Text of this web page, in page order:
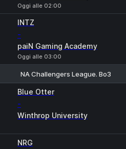
Oggi alle 02:00
INTZ
-
paiN Gaming Academy
Oggi alle 03:00
NA Challengers League. Bo3
Blue Otter
-
Winthrop University
NRG